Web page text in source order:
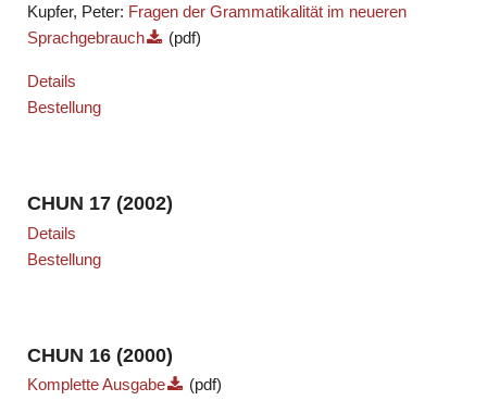
Kupfer, Peter: Fragen der Grammatikalität im neueren
Sprachgebrauch
(pdf)
Details
Bestellung
CHUN 17 (2002)
Details
Bestellung
CHUN 16 (2000)
Komplette Ausgabe (pdf)